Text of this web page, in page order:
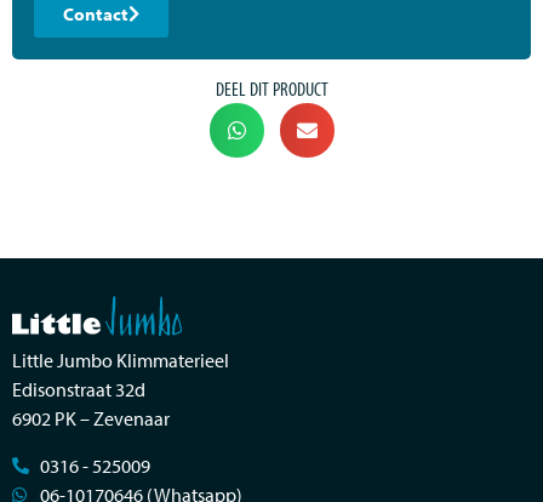
Contact
DEEL DIT PRODUCT
Little Jumbo Klimmaterieel
Edisonstraat 32d
6902 PK – Zevenaar
0316 - 525009
06-10170646 (Whatsapp)